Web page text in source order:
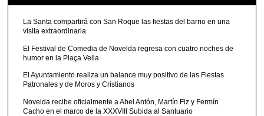
La Santa compartirá con San Roque las fiestas del barrio en una
visita extraordinaria
El Festival de Comedia de Novelda regresa con cuatro noches de
humor en la Plaça Vella
El Ayuntamiento realiza un balance muy positivo de las Fiestas
Patronales y de Moros y Cristianos
Novelda recibe oficialmente a Abel Antón, Martín Fiz y Fermín
Cacho en el marco de la XXXVIII Subida al Santuario